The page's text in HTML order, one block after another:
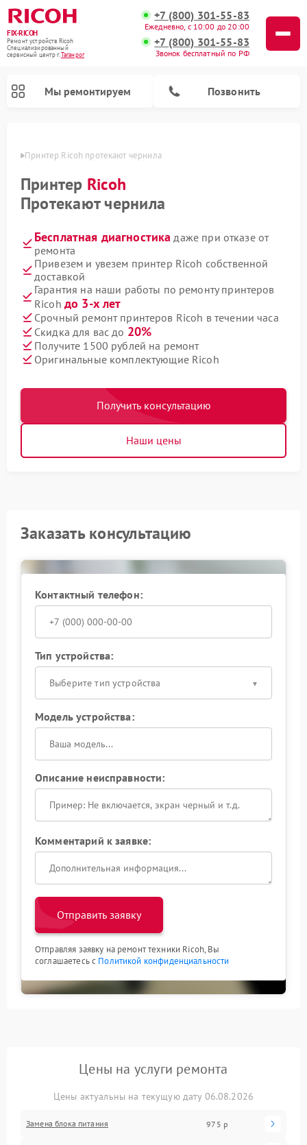
FIX-RICOH
Ремонт устройств Ricoh
Специализированный
cервисный центр г.Таганрог
+7 (800) 301-55-83
Ежедневно, с 10:00 до 20:00
+7 (800) 301-55-83
Звонок бесплатный по РФ
Мы ремонтируем Позвонить
Принтер Ricoh протекают чернила
Принтер Ricoh
Протекают чернила
Бесплатная диагностика даже при отказе от
ремонта
Привезем и увезем принтер Ricoh собственной
доставкой
Гарантия на наши работы по ремонту принтеров
Ricoh до 3-х лет
Срочный ремонт принтеров Ricoh в течении часа
Скидка для вас до 20%
Получите 1500 рублей на ремонт
Оригинальные комплектующие Ricoh
Получить консультацию
Наши цены
Заказать консультацию
Контактный телефон:
Тип устройства:
Выберите тип устройства
Модель устройства:
Описание неисправности:
Комментарий к заявке:
Отправить заявку
Отправляя заявку на ремонт техники Ricoh, Вы
соглашаетесь с Политикой конфиденциальности
Цены на услуги ремонта
Цены актуальны на текущую дату 06.08.2026
Замена блока питания 975 р